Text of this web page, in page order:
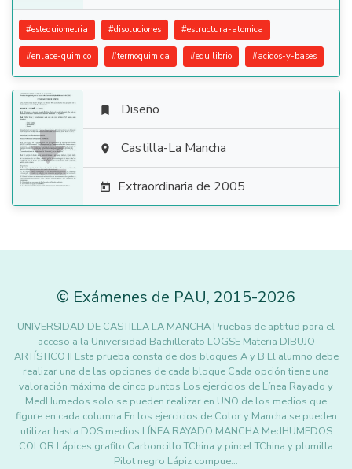
#estequiometria #disoluciones #estructura-atomica
#enlace-quimico #termoquimica #equilibrio #acidos-y-bases

 Diseño
 Castilla-La Mancha
 Extraordinaria de 2005
© Exámenes de PAU, 2015-2026
UNIVERSIDAD DE CASTILLA LA MANCHA Pruebas de aptitud para el
acceso a la Universidad Bachillerato LOGSE Materia DIBUJO
ARTÍSTICO II Esta prueba consta de dos bloques A y B El alumno debe
realizar una de las opciones de cada bloque Cada opción tiene una
valoración máxima de cinco puntos Los ejercicios de Línea Rayado y
MedHumedos solo se pueden realizar en UNO de los medios que
figure en cada columna En los ejercicios de Color y Mancha se pueden
utilizar hasta DOS medios LÍNEA RAYADO MANCHA MedHUMEDOS
COLOR Lápices grafito Carboncillo TChina y pincel TChina y plumilla
Pilot negro Lápiz compue…